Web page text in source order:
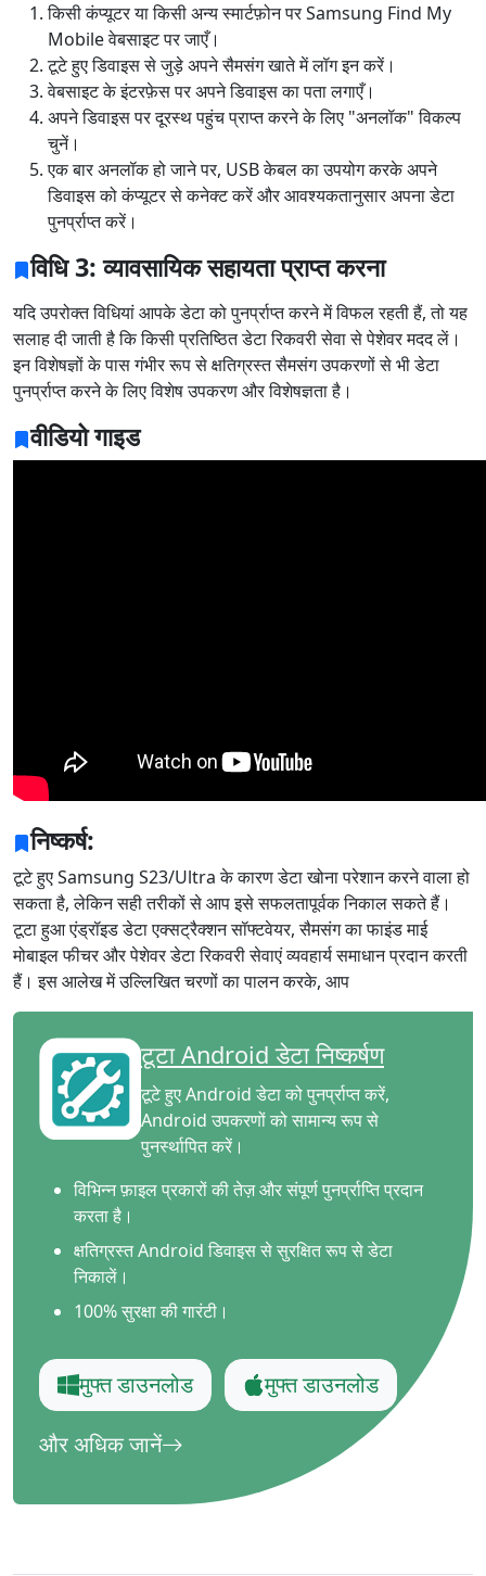
किसी कंप्यूटर या किसी अन्य स्मार्टफ़ोन पर Samsung Find My
Mobile वेबसाइट पर जाएँ।
टूटे हुए डिवाइस से जुड़े अपने सैमसंग खाते में लॉग इन करें।
वेबसाइट के इंटरफ़ेस पर अपने डिवाइस का पता लगाएँ।
अपने डिवाइस पर दूरस्थ पहुंच प्राप्त करने के लिए "अनलॉक" विकल्प
चुनें।
एक बार अनलॉक हो जाने पर, USB केबल का उपयोग करके अपने
डिवाइस को कंप्यूटर से कनेक्ट करें और आवश्यकतानुसार अपना डेटा
पुनर्प्राप्त करें।
विधि 3: व्यावसायिक सहायता प्राप्त करना
यदि उपरोक्त विधियां आपके डेटा को पुनर्प्राप्त करने में विफल रहती हैं, तो यह
सलाह दी जाती है कि किसी प्रतिष्ठित डेटा रिकवरी सेवा से पेशेवर मदद लें।
इन विशेषज्ञों के पास गंभीर रूप से क्षतिग्रस्त सैमसंग उपकरणों से भी डेटा
पुनर्प्राप्त करने के लिए विशेष उपकरण और विशेषज्ञता है।
वीडियो गाइड
निष्कर्ष:
टूटे हुए Samsung S23/Ultra के कारण डेटा खोना परेशान करने वाला हो
सकता है, लेकिन सही तरीकों से आप इसे सफलतापूर्वक निकाल सकते हैं।
टूटा हुआ एंड्रॉइड डेटा एक्सट्रैक्शन सॉफ्टवेयर, सैमसंग का फाइंड माई
मोबाइल फीचर और पेशेवर डेटा रिकवरी सेवाएं व्यवहार्य समाधान प्रदान करती
हैं। इस आलेख में उल्लिखित चरणों का पालन करके, आप
टूटा Android डेटा निष्कर्षण
टूटे हुए Android डेटा को पुनर्प्राप्त करें,
Android उपकरणों को सामान्य रूप से
पुनर्स्थापित करें।
विभिन्न फ़ाइल प्रकारों की तेज़ और संपूर्ण पुनर्प्राप्ति प्रदान
करता है।
क्षतिग्रस्त Android डिवाइस से सुरक्षित रूप से डेटा
निकालें।
100% सुरक्षा की गारंटी।
मुफ्त डाउनलोड मुफ्त डाउनलोड
और अधिक जानें
English Nederlands
Tiếng Việt
日本
Español
Português
Deutsche
Français
Italiano
Norsk
Dansk
Ελληνικά
Türk
русский
Bahasa Melayu
ไทย
한국어
Română
Polskie
қазақ
Gaeilge
繁體中文